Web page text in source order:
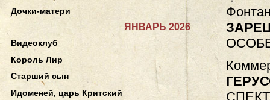
Дочки-матери
ЯНВАРЬ 2026
Видеоклуб
Король Лир
Старший сын
Идоменей, царь Критский